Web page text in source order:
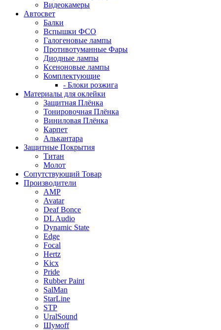
Видеокамеры
Автосвет
Балки
Вспышки ФСО
Галогеновые лампы
Противотуманные Фары
Диодные лампы
Ксеноновые лампы
Комплектующие
- Блоки розжига
Материалы для оклейки
Защитная Плёнка
Тонировочная Плёнка
Виниловая Плёнка
Карпет
Алькантара
Защитные Покрытия
Титан
Молот
Сопутствующий Товар
Производители
AMP
Avatar
Deaf Bonce
DL Audio
Dynamic State
Edge
Focal
Hertz
Kicx
Pride
Rubber Paint
SalMan
StarLine
STP
UralSound
Шумoff